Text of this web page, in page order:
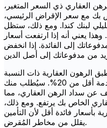
العقاري ذي السعر المتغير،
بك مع سعر الإقراض الرئيسي،
لبنك كندا. ومع ذلك، ستظل
يعني أنه إذا ارتفعت أسعار
إلى الفائدة. إذا انخفض
الرهون العقارية ذات النسبة
العالية إذا كانت الدفعة المقدمة أقل من 20%. سيُطلب منك
عن سداد الرهن العقاري، مما
الخاص بك يرتفع. ومع ذلك،
بأسعار فائدة أقل لأن التأمين
يقلل من مخاطر المُقرض.